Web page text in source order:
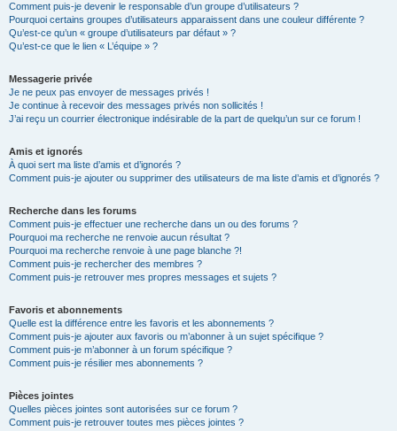
Comment puis-je devenir le responsable d’un groupe d’utilisateurs ?
Pourquoi certains groupes d’utilisateurs apparaissent dans une couleur différente ?
Qu’est-ce qu’un « groupe d’utilisateurs par défaut » ?
Qu’est-ce que le lien « L’équipe » ?
Messagerie privée
Je ne peux pas envoyer de messages privés !
Je continue à recevoir des messages privés non sollicités !
J’ai reçu un courrier électronique indésirable de la part de quelqu’un sur ce forum !
Amis et ignorés
À quoi sert ma liste d’amis et d’ignorés ?
Comment puis-je ajouter ou supprimer des utilisateurs de ma liste d’amis et d’ignorés ?
Recherche dans les forums
Comment puis-je effectuer une recherche dans un ou des forums ?
Pourquoi ma recherche ne renvoie aucun résultat ?
Pourquoi ma recherche renvoie à une page blanche ?!
Comment puis-je rechercher des membres ?
Comment puis-je retrouver mes propres messages et sujets ?
Favoris et abonnements
Quelle est la différence entre les favoris et les abonnements ?
Comment puis-je ajouter aux favoris ou m’abonner à un sujet spécifique ?
Comment puis-je m’abonner à un forum spécifique ?
Comment puis-je résilier mes abonnements ?
Pièces jointes
Quelles pièces jointes sont autorisées sur ce forum ?
Comment puis-je retrouver toutes mes pièces jointes ?